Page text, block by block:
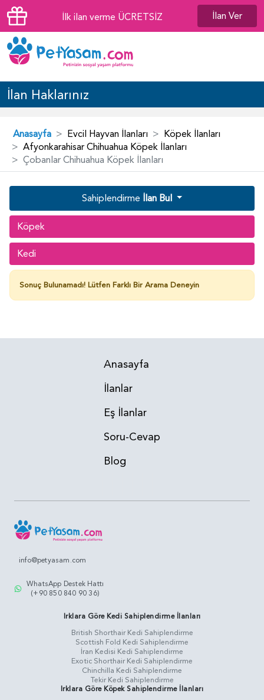
İlk ilan verme ÜCRETSİZ İlan Ver
İlan Haklarınız
Anasayfa Evcil Hayvan İlanları
Köpek İlanları
Afyonkarahisar Chihuahua Köpek İlanları
Çobanlar Chihuahua Köpek İlanları
Sahiplendirme İlan Bul
Köpek
Kedi
Sonuç Bulunamadı! Lütfen Farklı Bir Arama Deneyin
Anasayfa
İlanlar
Eş İlanlar
Soru-Cevap
Blog
info@petyasam.com
WhatsApp Destek Hattı
(+90 850 840 90 36)
Irklara Göre Kedi Sahiplendirme İlanları
British Shorthair Kedi Sahiplendirme
Scottish Fold Kedi Sahiplendirme
İran Kedisi Kedi Sahiplendirme
Exotic Shorthair Kedi Sahiplendirme
Chinchilla Kedi Sahiplendirme
Tekir Kedi Sahiplendirme
Irklara Göre Köpek Sahiplendirme İlanları